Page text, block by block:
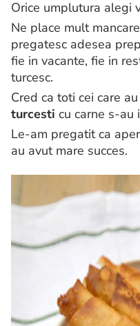
Orice umplutura alegi
Ne place mult
pregatesc adesea
fie in vacante, fie in
turcesc.
Cred ca toti cei care
turcesti cu carne s-au
Le-am pregatit ca
au avut mare succes.